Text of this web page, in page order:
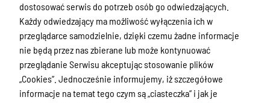
Rada Powiatu
Zarząd Powiatu
Starostwo Powiatowe
Petycje
Oświadczenia majątkowe
Drukuj
w sprawie
zmian
Wieloletniej
Prognozy
dostosować serwis do potrzeb osób go odwiedzających.
Każdy odwiedzający ma możliwość wyłączenia ich w
przeglądarce samodzielnie, dzięki czemu żadne informacje
nie będą przez nas zbierane lub może kontynuować
przeglądanie Serwisu akceptując stosowanie plików
„Cookies”. Jednocześnie informujemy, iż szczegółowe
informacje na temat tego czym są „ciasteczka” i jak je